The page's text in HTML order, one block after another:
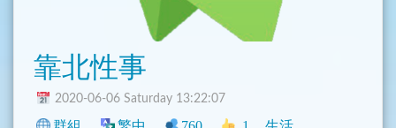
靠北性事
2020-06-06 Saturday 13:22:07